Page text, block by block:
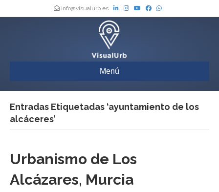
info@visualurb.es
Menú
Entradas Etiquetadas ‘ayuntamiento de los
alcáceres’
Urbanismo de Los
Alcázares, Murcia